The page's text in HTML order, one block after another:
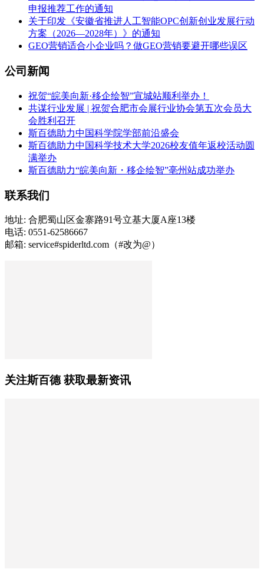
申报推荐工作的通知
关于印发《安徽省推进人工智能OPC创新创业发展行动
方案（2026—2028年）》的通知
GEO营销适合小企业吗？做GEO营销要避开哪些误区
公司新闻
祝贺“皖美向新·移企绘智”宣城站顺利举办！
共谋行业发展 | 祝贺合肥市会展行业协会第五次会员大
会胜利召开
斯百德助力中国科学院学部前沿盛会
斯百德助力中国科学技术大学2026校友值年返校活动圆
满举办
斯百德助力“皖美向新・移企绘智”亳州站成功举办
联系我们
地址: 合肥蜀山区金寨路91号立基大厦A座13楼
电话: 0551-62586667
邮箱: service#spiderltd.com（#改为@）
关注斯百德 获取最新资讯